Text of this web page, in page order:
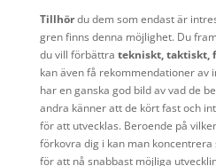
Tillhördu dem som endast är
gren finns denna möjlighet. Du
du vill förbättra tekniskt, taktiskt,
kan även få rekommendationer av
har en ganska god bild av vad de
andra känner att de kört fast och
för att utvecklas. Beroende på
förkovra dig i kan man
för att nå snabbast möjliga